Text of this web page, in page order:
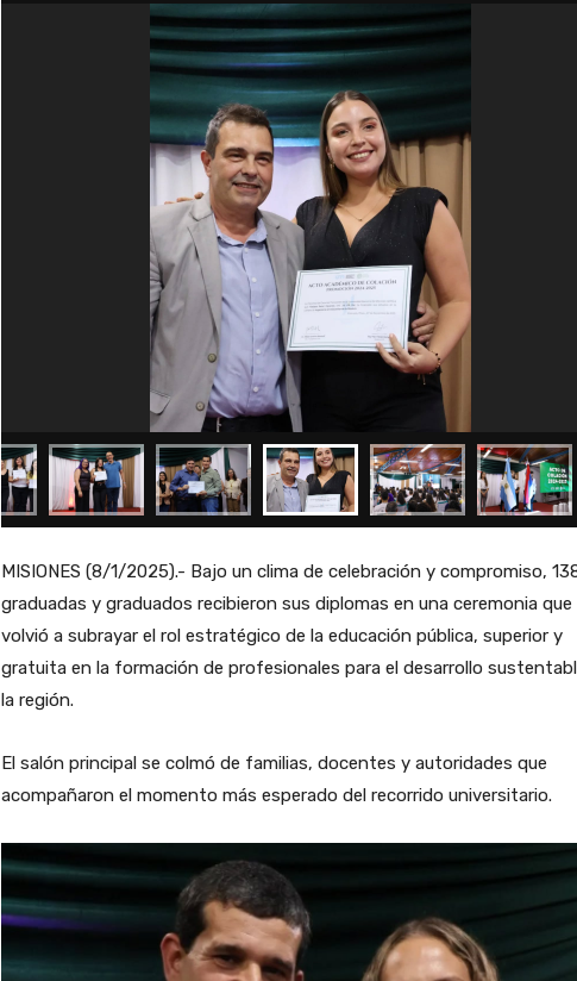
MISIONES (8/1/2025).- Bajo un clima de celebración y compromiso,
graduadas y graduados recibieron sus diplomas en una ceremonia que
volvió a subrayar el rol estratégico de la educación pública, superior y
gratuita en la formación de profesionales para el desarrollo
la región.
El salón principal se colmó de familias, docentes y autoridades que
acompañaron el momento más esperado del recorrido universitario.